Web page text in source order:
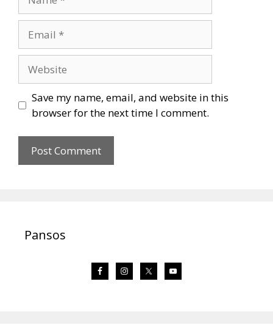
Save my name, email, and website in this
browser for the next time I comment.
Pansos